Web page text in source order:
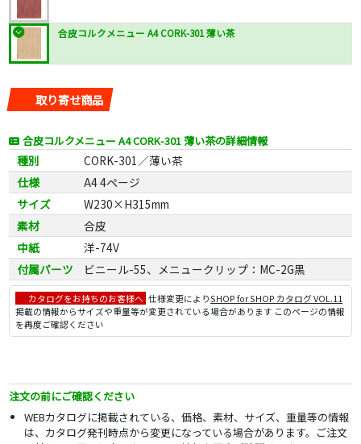
合皮コルクメニュー A4 CORK-301 薄い茶
取り寄せ商品
合皮コルクメニュー A4 CORK-301 薄い茶の詳細情報
種別
CORK-301／薄い茶
仕様
A4 4ページ
サイズ
W230×H315mm
素材
合皮
中紙
洋-74V
付属パーツ
ビニール-55、メニュークリップ：MC-2G黒
カタログをお持ちのお客様へ 仕様変更によりSHOP for SHOP カタログ VOL.11
掲載の情報からサイズや重量等が変更されている場合があります このページの情報
を再度ご確認ください
注文の前にご確認ください
WEBカタログに掲載されている、価格、素材、サイズ、重量等の情報
は、カタログ発刊時点から変更になっている場合があります。ご注文